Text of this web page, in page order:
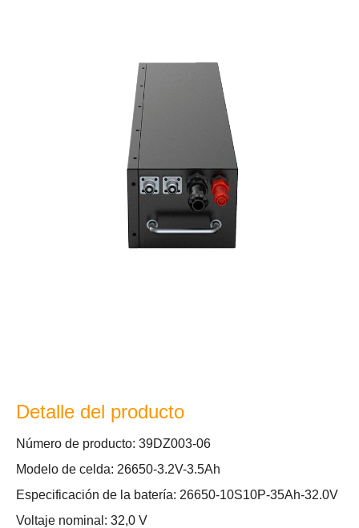
Detalle del producto
Número de producto: 39DZ003-06
Modelo de celda: 26650-3.2V-3.5Ah
Especificación de la batería: 26650-10S10P-35Ah-32.0V
Voltaje nominal: 32,0 V